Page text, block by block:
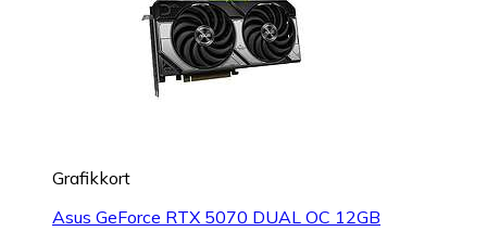
Grafikkort
Asus GeForce RTX 5070 DUAL OC 12GB